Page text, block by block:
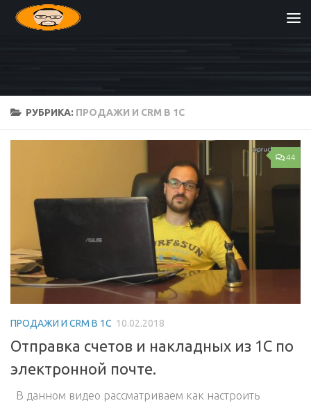
Перейти к содержимому
РУБРИКА: ПРОДАЖИ И CRM В 1С
44
ПРОДАЖИ И CRM В 1С 10.02.2018
Отправка счетов и накладных из 1С по
электронной почте.
В данном видео рассматриваем как настроить